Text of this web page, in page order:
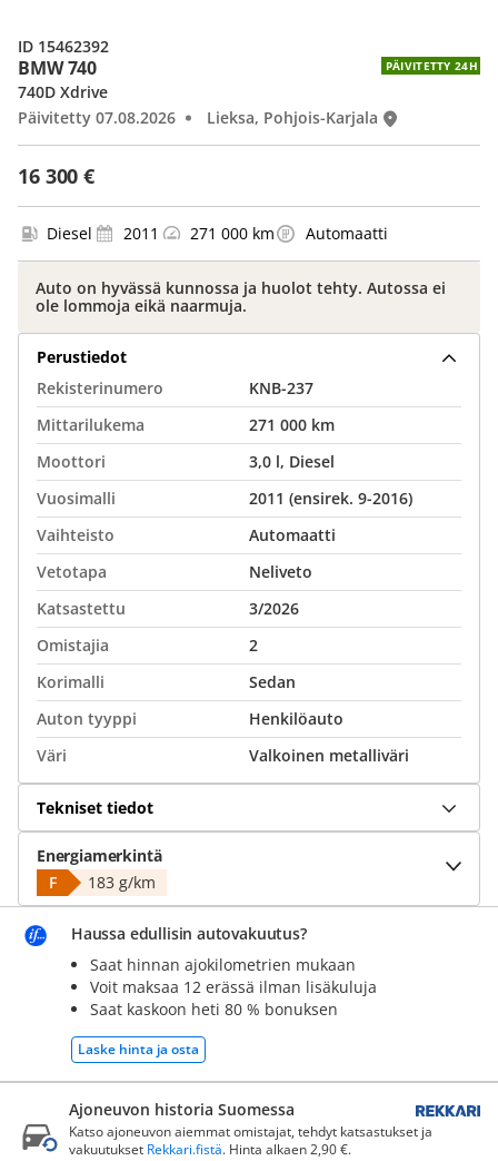
BMW 740 PÄIVITETTY 24H
16 300 €
740D Xdrive
Päivitetty 07.08.2026
Lieksa, Pohjois-Karjala
ID 15462392
Diesel 2011 271 000 km Automaatti
Auto on hyvässä kunnossa ja huolot tehty. Autossa ei
ole lommoja eikä naarmuja.
Perustiedot
Rekisterinumero
KNB-237
Mittarilukema
271 000 km
Moottori
3,0 l, Diesel
Vuosimalli
2011 (ensirek. 9-2016)
Vaihteisto
Automaatti
Vetotapa
Neliveto
Katsastettu
3/2026
Omistajia
2
Korimalli
Sedan
Auton tyyppi
Henkilöauto
Väri
Valkoinen metalliväri
Tekniset tiedot
Energiamerkintä
F
183 g/km
Haussa edullisin autovakuutus?
Saat hinnan ajokilometrien mukaan
Voit maksaa 12 erässä ilman lisäkuluja
Saat kaskoon heti 80 % bonuksen
Laske hinta ja osta
Ajoneuvon historia Suomessa
Katso ajoneuvon aiemmat omistajat, tehdyt katsastukset ja
vakuutukset Rekkari.fistä. Hinta alkaen 2,90 €.